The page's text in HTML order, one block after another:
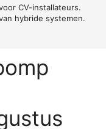
CV-installateurs.
hybride systemen.